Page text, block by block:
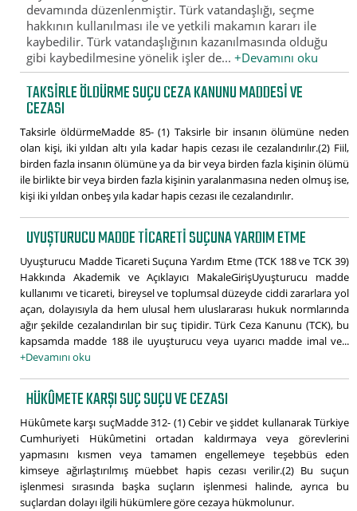
devamında düzenlenmiştir. Türk vatandaşlığı, seçme
hakkının kullanılması ile ve yetkili makamın kararı ile
kaybedilir. Türk vatandaşlığının kazanılmasında olduğu
gibi kaybedilmesine yönelik işler de...+Devamını oku
TAKSIRLE ÖLDÜRME SUÇU CEZA KANUNU MADDESI VE
CEZASI
Taksirle öldürmeMadde 85- (1) Taksirle bir insanın ölümüne neden
olan kişi, iki yıldan altı yıla kadar hapis cezası ile cezalandırılır.(2) Fiil,
birden fazla insanın ölümüne ya da bir veya birden fazla kişinin ölümü
ile birlikte bir veya birden fazla kişinin yaralanmasına neden olmuş ise,
kişi iki yıldan onbeş yıla kadar hapis cezası ile cezalandırılır.
UYUŞTURUCU MADDE TICARETI SUÇUNA YARDIM ETME
Uyuşturucu Madde Ticareti Suçuna Yardım Etme (TCK 188 ve TCK 39)
Hakkında Akademik ve Açıklayıcı MakaleGirişUyuşturucu madde
kullanımı ve ticareti, bireysel ve toplumsal düzeyde ciddi zararlara yol
açan, dolayısıyla da hem ulusal hem uluslararası hukuk normlarında
ağır şekilde cezalandırılan bir suç tipidir. Türk Ceza Kanunu (TCK), bu
kapsamda madde 188 ile uyuşturucu veya uyarıcı madde imal ve...
+Devamını oku
HÜKÛMETE KARŞI SUÇ SUÇU VE CEZASI
Hükûmete karşı suçMadde 312- (1) Cebir ve şiddet kullanarak Türkiye
Cumhuriyeti Hükûmetini ortadan kaldırmaya veya görevlerini
yapmasını kısmen veya tamamen engellemeye teşebbüs eden
kimseye ağırlaştırılmış müebbet hapis cezası verilir.(2) Bu suçun
işlenmesi sırasında başka suçların işlenmesi halinde, ayrıca bu
suçlardan dolayı ilgili hükümlere göre cezaya hükmolunur.